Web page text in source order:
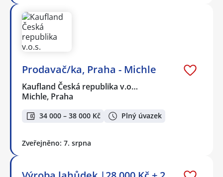
Prodavač/ka, Praha - Michle
Kaufland Česká republika v.o…
Michle, Praha
34 000 – 38 000 Kč Plný úvazek
Zveřejněno: 7. srpna